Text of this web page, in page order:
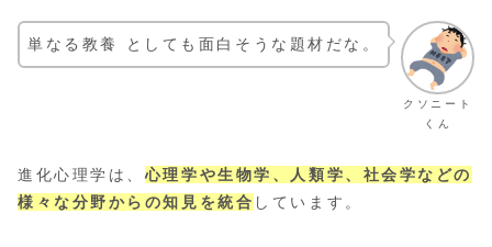
クソニート
くん
単なる教養 としても面白そうな題材だな。
進化心理学は、 心理学や生物学、人類学、社会学などの
様々な分野からの知見を統合 しています。